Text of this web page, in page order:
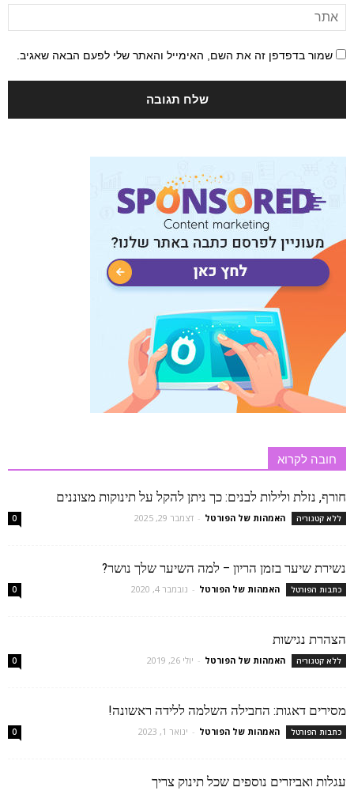
שמור בדפדפן זה את השם, האימייל והאתר שלי לפעם הבאה שאגיב.
חובה לקרוא
חורף, נזלת ולילות לבנים: כך ניתן להקל על תינוקות מצוננים
ללא קטגוריה האמהות של הפורטל - דצמבר 29, 2025 0
נשירת שיער בזמן הריון – למה השיער שלך נושר?
כתבות הפורטל האמהות של הפורטל - נובמבר 4, 2020 0
הצהרת נגישות
ללא קטגוריה האמהות של הפורטל - יולי 26, 2019 0
מסירים דאגות: החבילה השלמה ללידה ראשונה!
כתבות הפורטל האמהות של הפורטל - ינואר 1, 2023 0
עגלות ואביזרים נוספים שכל תינוק צריך